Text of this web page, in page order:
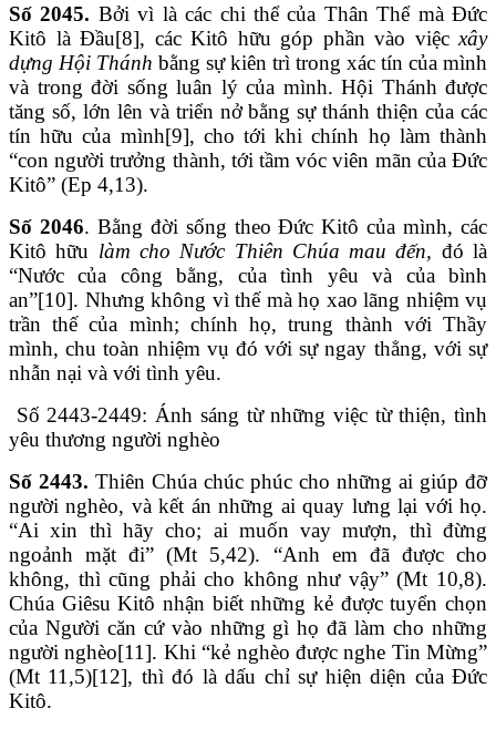
Số 2045. Bởi vì là các chi thể của Thân Thể mà Đức
Kitô là Đầu[8], các Kitô hữu góp phần vào việc xây
dựng Hội Thánh bằng sự kiên trì trong xác tín của mình
và trong đời sống luân lý của mình. Hội Thánh được
tăng số, lớn lên và triển nở bằng sự thánh thiện của các
tín hữu của mình[9], cho tới khi chính họ làm thành
“con người trưởng thành, tới tầm vóc viên mãn của Đức
Kitô” (Ep 4,13).
Số 2046. Bằng đời sống theo Đức Kitô của mình, các
Kitô hữu làm cho Nước Thiên Chúa mau đến, đó là
“Nước của công bằng, của tình yêu và của bình
an”[10]. Nhưng không vì thế mà họ xao lãng nhiệm vụ
trần thế của mình; chính họ, trung thành với Thầy
mình, chu toàn nhiệm vụ đó với sự ngay thẳng, với sự
nhẫn nại và với tình yêu.
Số 2443-2449: Ánh sáng từ những việc từ thiện, tình
yêu thương người nghèo
Số 2443. Thiên Chúa chúc phúc cho những ai giúp đỡ
người nghèo, và kết án những ai quay lưng lại với họ.
“Ai xin thì hãy cho; ai muốn vay mượn, thì đừng
ngoảnh mặt đi” (Mt 5,42). “Anh em đã được cho
không, thì cũng phải cho không như vậy” (Mt 10,8).
Chúa Giêsu Kitô nhận biết những kẻ được tuyển chọn
của Người căn cứ vào những gì họ đã làm cho những
người nghèo[11]. Khi “kẻ nghèo được nghe Tin Mừng”
(Mt 11,5)[12], thì đó là dấu chỉ sự hiện diện của Đức
Kitô.